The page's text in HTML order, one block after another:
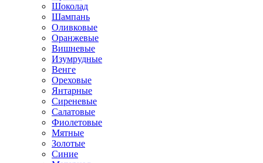
Шоколад
Шампань
Оливковые
Оранжевые
Вишневые
Изумрудные
Венге
Ореховые
Янтарные
Сиреневые
Салатовые
Фиолетовые
Мятные
Золотые
Синие